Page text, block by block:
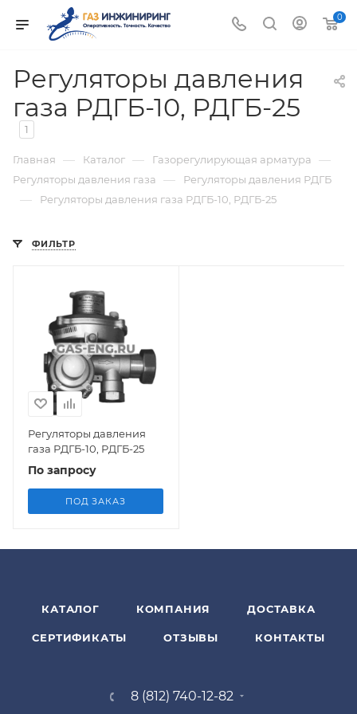
0
Регуляторы давления
газа РДГБ-10, РДГБ-25
1
Главная — Каталог — Газорегулирующая арматура —
Регуляторы давления газа — Регуляторы давления РДГБ
— Регуляторы давления газа РДГБ-10, РДГБ-25
ФИЛЬТР
Регуляторы давления
газа РДГБ-10, РДГБ-25
По запросу
ПОД ЗАКАЗ
КАТАЛОГ КОМПАНИЯ ДОСТАВКА
СЕРТИФИКАТЫ ОТЗЫВЫ КОНТАКТЫ
8 (812) 740-12-82